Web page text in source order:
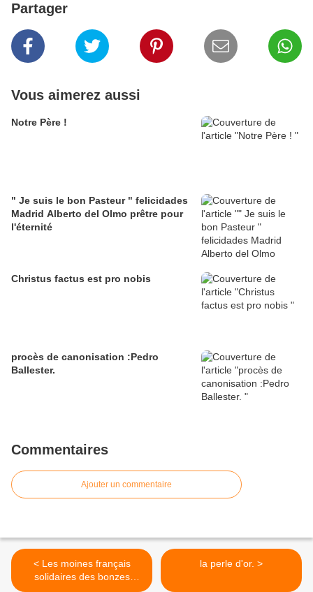
Partager
Vous aimerez aussi
Notre Père !
" Je suis le bon Pasteur " felicidades
Madrid Alberto del Olmo prêtre pour
l'éternité
Christus factus est pro nobis
procès de canonisation :Pedro
Ballester.
Commentaires
Ajouter un commentaire
< Les moines français
solidaires des bonzes
la perle d'or. >